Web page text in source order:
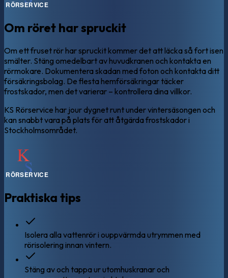
Om röret har spruckit
Om ett fruset rör har spruckit kommer det att läcka så fort isen
smälter. Stäng omedelbart av huvudkranen och kontakta en
rörmokare. Dokumentera skadan med foton och kontakta ditt
försäkringsbolag. De flesta hemförsäkringar täcker
frostskador, men det varierar – kontrollera dina villkor.
KS Rörservice har jour dygnet runt under vintersäsongen och
kan snabbt vara på plats för att åtgärda frostskador i
Stockholmsområdet.
Praktiska tips
Isolera alla vattenrör i ouppvärmda utrymmen med
rörisolering innan vintern.
Stäng av och tappa ur utomhuskranar och